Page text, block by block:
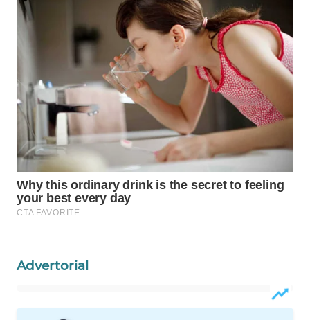
Advertorial
Wahana
Network
KONSUMEN
LISTRIK
MASYARAKAT
KELISTRIKAN
ID